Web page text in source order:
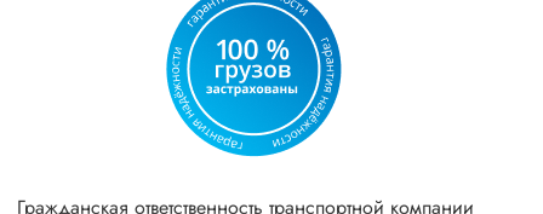
Гражданская ответственность транспортной компании